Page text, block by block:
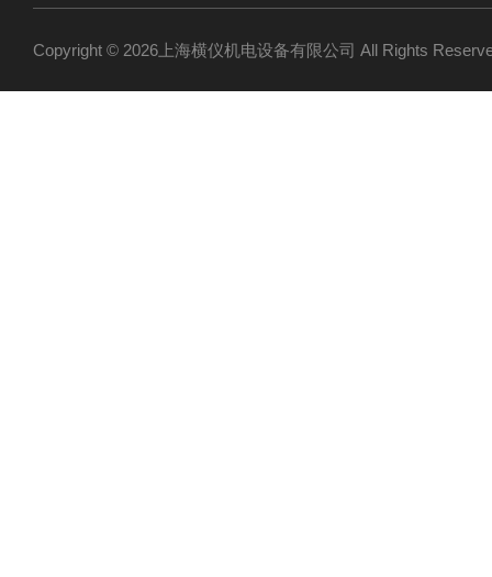
Copyright © 2026上海横仪机电设备有限公司 All Rights